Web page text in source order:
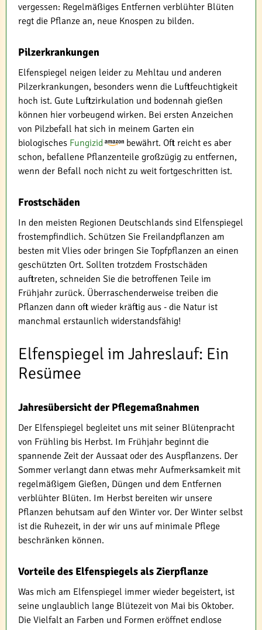
vergessen: Regelmäßiges Entfernen verblühter Blüten
regt die Pflanze an, neue Knospen zu bilden.
Pilzerkrankungen
Elfenspiegel neigen leider zu Mehltau und anderen
Pilzerkrankungen, besonders wenn die Luftfeuchtigkeit
hoch ist. Gute Luftzirkulation und bodennah gießen
können hier vorbeugend wirken. Bei ersten Anzeichen
von Pilzbefall hat sich in meinem Garten ein
biologisches Fungizid
bewährt. Oft reicht es aber
schon, befallene Pflanzenteile großzügig zu entfernen,
wenn der Befall noch nicht zu weit fortgeschritten ist.
Frostschäden
In den meisten Regionen Deutschlands sind Elfenspiegel
frostempfindlich. Schützen Sie Freilandpflanzen am
besten mit Vlies oder bringen Sie Topfpflanzen an einen
geschützten Ort. Sollten trotzdem Frostschäden
auftreten, schneiden Sie die betroffenen Teile im
Frühjahr zurück. Überraschenderweise treiben die
Pflanzen dann oft wieder kräftig aus - die Natur ist
manchmal erstaunlich widerstandsfähig!
Elfenspiegel im Jahreslauf: Ein
Resümee
Jahresübersicht der Pflegemaßnahmen
Der Elfenspiegel begleitet uns mit seiner Blütenpracht
von Frühling bis Herbst. Im Frühjahr beginnt die
spannende Zeit der Aussaat oder des Auspflanzens. Der
Sommer verlangt dann etwas mehr Aufmerksamkeit mit
regelmäßigem Gießen, Düngen und dem Entfernen
verblühter Blüten. Im Herbst bereiten wir unsere
Pflanzen behutsam auf den Winter vor. Der Winter selbst
ist die Ruhezeit, in der wir uns auf minimale Pflege
beschränken können.
Vorteile des Elfenspiegels als Zierpflanze
Was mich am Elfenspiegel immer wieder begeistert, ist
seine unglaublich lange Blütezeit von Mai bis Oktober.
Die Vielfalt an Farben und Formen eröffnet endlose